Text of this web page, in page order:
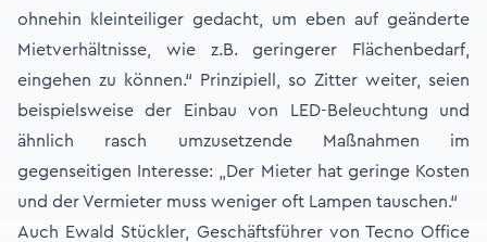
ohnehin kleinteiliger gedacht, um eben auf geänderte
Mietverhältnisse, wie z.B. geringerer Flächenbedarf,
eingehen zu können.“ Prinzipiell, so Zitter weiter, seien
beispielsweise der Einbau von LED-Beleuchtung und
ähnlich rasch umzusetzende Maßnahmen im
gegenseitigen Interesse: „Der Mieter hat geringe Kosten
und der Vermieter muss weniger oft Lampen tauschen.“
Auch Ewald Stückler, Geschäftsführer von Tecno Office